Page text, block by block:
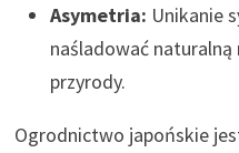
Asymetria: Unikanie
naśladować
przyrody.
Ogrodnictwo japońskie